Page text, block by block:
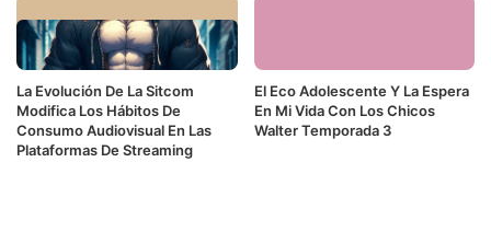
La Evolución De La Sitcom
Modifica Los Hábitos De
Consumo Audiovisual En Las
Plataformas De Streaming
El Eco Adolescente Y La Espera
En Mi Vida Con Los Chicos
Walter Temporada 3